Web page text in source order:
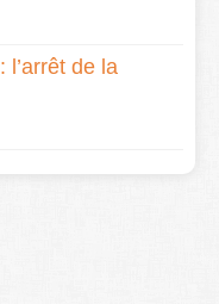
l’arrêt de la